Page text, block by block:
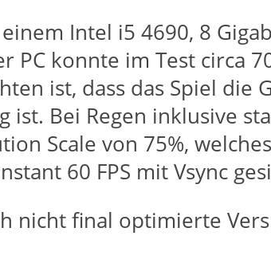
Intel i5 4690, 8
PC konnte im Test circa
ist, dass das Spiel die
Bei Regen inklusive
Scale von 75%,
60 FPS mit Vsync
nicht final optimierte